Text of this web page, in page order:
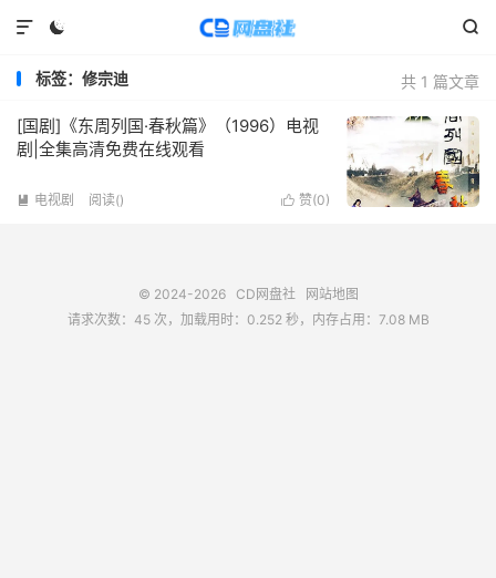
 

共 1 篇文章
标签：修宗迪
[国剧]《东周列国·春秋篇》（1996）电视
剧|全集高清免费在线观看
 赞(0)
 电视剧 阅读()
© 2024-2026 CD网盘社
网站地图
请求次数：45 次，加载用时：0.252 秒，内存占用：7.08 MB